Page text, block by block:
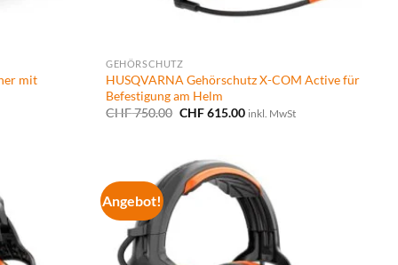
mit
GEHÖRSCHUTZ
HUSQVARNA Gehörschutz X-COM Active für
Befestigung am Helm
CHF750.00 Ursprünglicher
CHF615.00Aktueller
inkl. MwSt
Angebot!